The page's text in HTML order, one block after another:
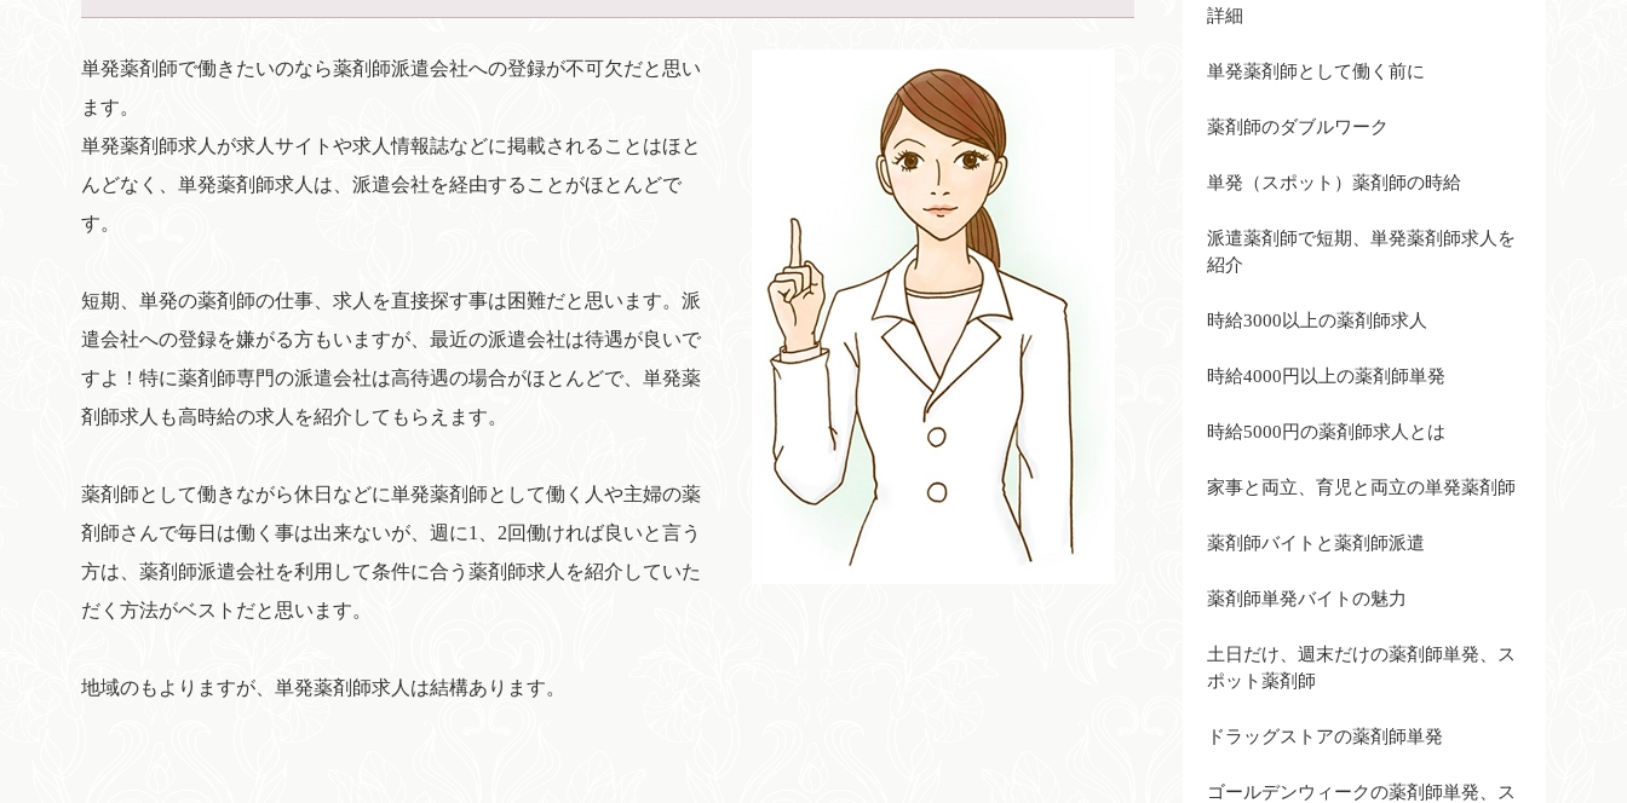
単発薬剤師で働きたいのなら薬剤師派遣会社への登録が不可欠だと思い
ます。
単発薬剤師求人が求人サイトや求人情報誌などに掲載されることはほと
んどなく、単発薬剤師求人は、派遣会社を経由することがほとんどで
す。
短期、単発の薬剤師の仕事、求人を直接探す事は困難だと思います。派
遣会社への登録を嫌がる方もいますが、最近の派遣会社は待遇が良いで
すよ！特に薬剤師専門の派遣会社は高待遇の場合がほとんどで、単発薬
剤師求人も高時給の求人を紹介してもらえます。
薬剤師として働きながら休日などに単発薬剤師として働く人や主婦の薬
剤師さんで毎日は働く事は出来ないが、週に1、2回働ければ良いと言う
方は、薬剤師派遣会社を利用して条件に合う薬剤師求人を紹介していた
だく方法がベストだと思います。
地域のもよりますが、単発薬剤師求人は結構あります。
詳細
単発薬剤師として働く前に
薬剤師のダブルワーク
単発（スポット）薬剤師の時給
派遣薬剤師で短期、単発薬剤師求人を
紹介
時給3000以上の薬剤師求人
時給4000円以上の薬剤師単発
時給5000円の薬剤師求人とは
家事と両立、育児と両立の単発薬剤師
薬剤師バイトと薬剤師派遣
薬剤師単発バイトの魅力
土日だけ、週末だけの薬剤師単発、ス
ポット薬剤師
ドラッグストアの薬剤師単発
ゴールデンウィークの薬剤師単発、ス